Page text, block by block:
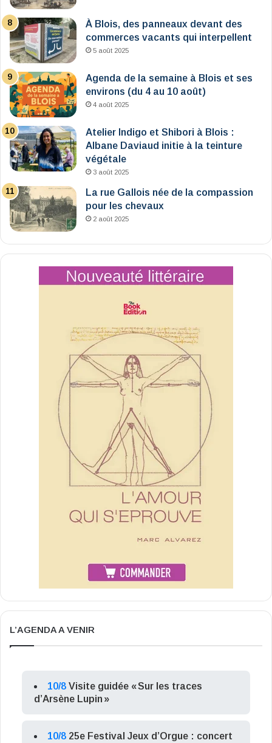
À Blois, des panneaux devant des
commerces vacants qui interpellent
5 août 2025
Agenda de la semaine à Blois et ses
environs (du 4 au 10 août)
4 août 2025
Atelier Indigo et Shibori à Blois :
Albane Daviaud initie à la teinture
végétale
3 août 2025
La rue Gallois née de la compassion
pour les chevaux
2 août 2025
L’AGENDA A VENIR
10/8 Visite guidée « Sur les traces
d’Arsène Lupin »
10/8 25e Festival Jeux d’Orgue : concert